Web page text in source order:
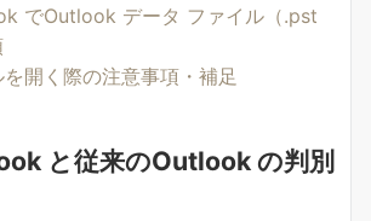
でOutlook データ ファイル（.pst
開く際の注意事項・補足
と従来のOutlook の判別